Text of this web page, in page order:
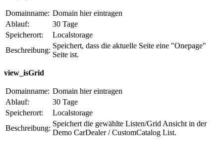
Domainname: Domain hier eintragen
Ablauf:
30 Tage
Speicherort:
Localstorage
Beschreibung:
Speichert, dass die aktuelle Seite eine "Onepage"
Seite ist.
view_isGrid
Domainname: Domain hier eintragen
Ablauf:
30 Tage
Speicherort:
Localstorage
Beschreibung:
Speichert die gewählte Listen/Grid Ansicht in der
Demo CarDealer / CustomCatalog List.